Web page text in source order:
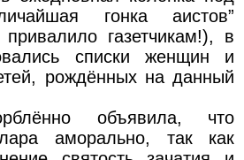
гонка аистов”
газетчикам!), в
списки женщин и
рождённых на данный
объявила, что
аморально, так как